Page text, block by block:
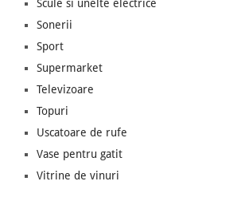
Scule si unelte electrice
Sonerii
Sport
Supermarket
Televizoare
Topuri
Uscatoare de rufe
Vase pentru gatit
Vitrine de vinuri